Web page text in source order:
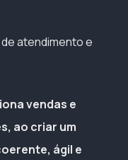
atendimento e
vendas e
ao criar um
ágil e